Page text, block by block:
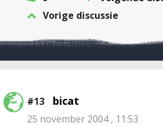
Vorige discussie
#13 bicat
25 november 2004 , 11:53